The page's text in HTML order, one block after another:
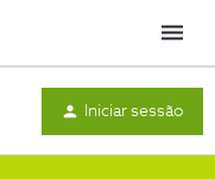
Menu
Iniciar sessão